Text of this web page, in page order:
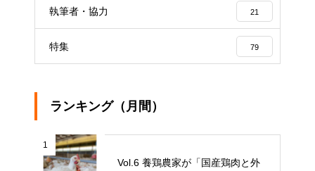
執筆者・協力 21
特集 79
ランキング（月間）
1
Vol.6 養鶏農家が「国産鶏肉と外